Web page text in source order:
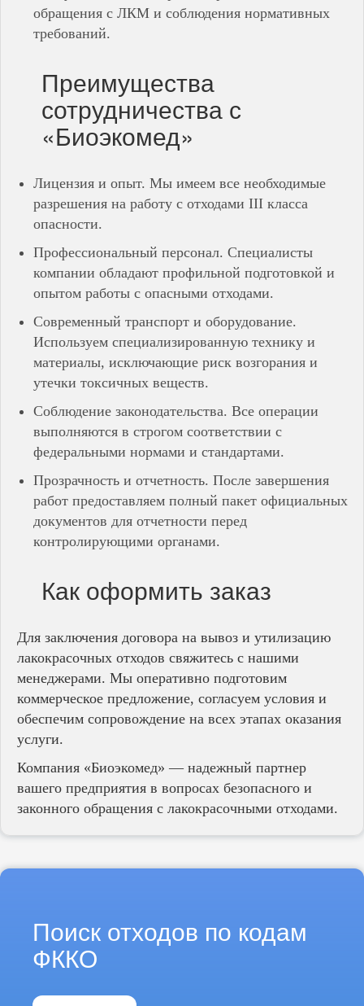
обращения с ЛКМ и соблюдения нормативных
требований.
Преимущества
сотрудничества с
«Биоэкомед»
Лицензия и опыт. Мы имеем все необходимые
разрешения на работу с отходами III класса
опасности.
Профессиональный персонал. Специалисты
компании обладают профильной подготовкой и
опытом работы с опасными отходами.
Современный транспорт и оборудование.
Используем специализированную технику и
материалы, исключающие риск возгорания и
утечки токсичных веществ.
Соблюдение законодательства. Все операции
выполняются в строгом соответствии с
федеральными нормами и стандартами.
Прозрачность и отчетность. После завершения
работ предоставляем полный пакет официальных
документов для отчетности перед
контролирующими органами.
Как оформить заказ
Для заключения договора на вывоз и утилизацию
лакокрасочных отходов свяжитесь с нашими
менеджерами. Мы оперативно подготовим
коммерческое предложение, согласуем условия и
обеспечим сопровождение на всех этапах оказания
услуги.
Компания «Биоэкомед» — надежный партнер
вашего предприятия в вопросах безопасного и
законного обращения с лакокрасочными отходами.
Поиск отходов по кодам
ФККО